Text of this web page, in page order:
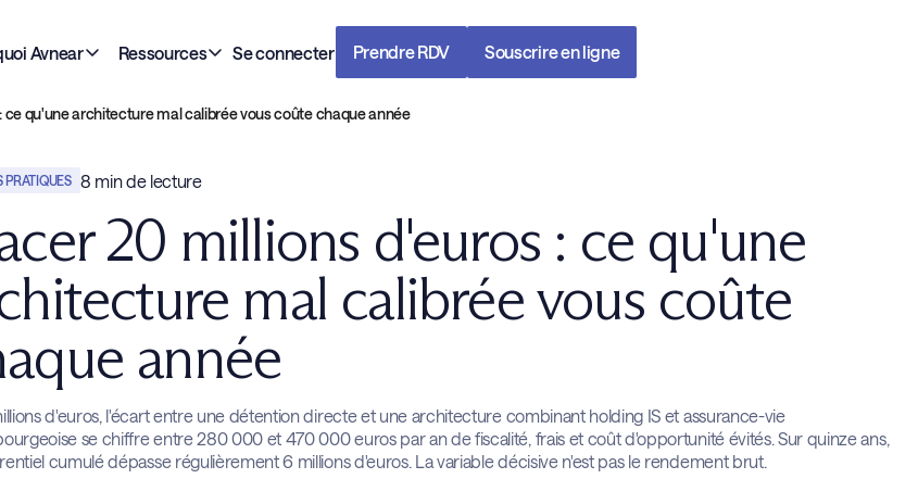
Avnear Ressources Se connecter Prendre RDV Souscrire en ligne
ce qu'une architecture mal calibrée vous coûte chaque année
PRATIQUES 8 min de lecture
20 millions d'euros : ce qu'une
mal calibrée vous coûte
année
d'euros, l'écart entre une détention directe et une architecture combinant holding IS et assurance-vie
se chiffre entre 280 000 et 470 000 euros par an de fiscalité, frais et coût d'opportunité évités. Sur quinze ans,
cumulé dépasse régulièrement 6 millions d'euros. La variable décisive n'est pas le rendement brut.